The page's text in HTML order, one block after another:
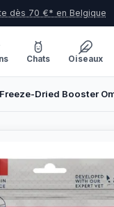
dès 70 €* en Belgique
Chats Oiseaux
Freeze-Dried Booster